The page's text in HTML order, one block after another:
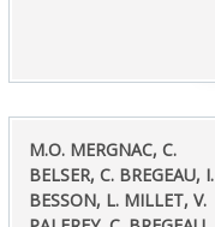
‎M.O. MERGNAC, C.
BELSER, C. BREGEAU, I.
BESSON, L. MILLET, V.